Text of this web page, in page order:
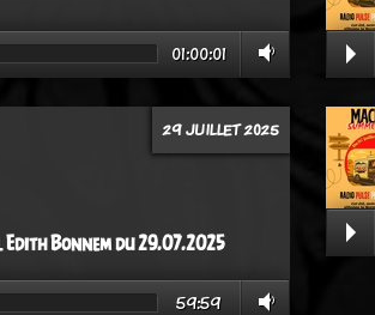
01:00:01
29 JUILLET 2025
Bonnem du 29.07.2025
59:59